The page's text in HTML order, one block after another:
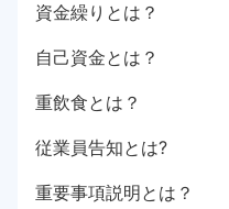
資金繰りとは？
自己資金とは？
重飲食とは？
従業員告知とは?
重要事項説明とは？